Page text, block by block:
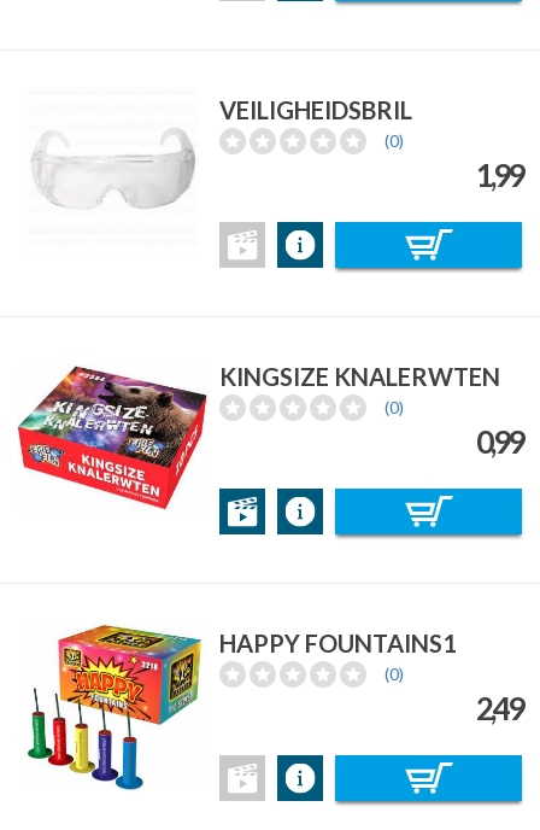
VEILIGHEIDSBRIL
(0)
1,99
KINGSIZE KNALERWTEN
(0)
0,99
HAPPY FOUNTAINS1
(0)
2,49